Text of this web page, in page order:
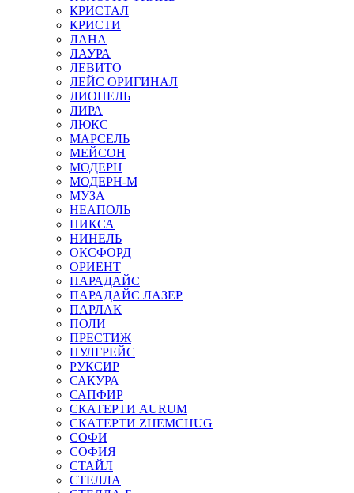
КРИСТАЛ
КРИСТИ
ЛАНА
ЛАУРА
ЛЕВИТО
ЛЕЙС ОРИГИНАЛ
ЛИОНЕЛЬ
ЛИРА
ЛЮКС
МАРСЕЛЬ
МЕЙСОН
МОДЕРН
МОДЕРН-М
МУЗА
НЕАПОЛЬ
НИКСА
НИНЕЛЬ
ОКСФОРД
ОРИЕНТ
ПАРАДАЙС
ПАРАДАЙС ЛАЗЕР
ПАРЛАК
ПОЛИ
ПРЕСТИЖ
ПУЛГРЕЙС
РУКСИР
САКУРА
САПФИР
СКАТЕРТИ AURUM
СКАТЕРТИ ZHEMCHUG
СОФИ
СОФИЯ
СТАЙЛ
СТЕЛЛА